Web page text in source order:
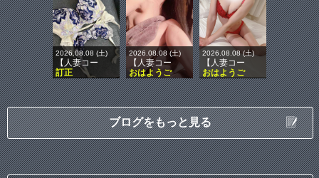
2026.08.08 (土)
【人妻コー
訂正
2026.08.08 (土)
【人妻コー
おはようご
2026.08.08 (土)
【人妻コー
おはようご
ブログをもっと見る